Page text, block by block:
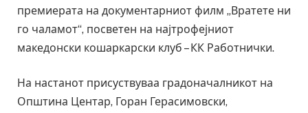
премиерата на документарниот филм „Вратете ни
го чаламот“, посветен на најтрофејниот
македонски кошаркарски клуб – КК Работнички.
На настанот присуствуваа градоначалникот на
Општина Центар, Горан Герасимовски,